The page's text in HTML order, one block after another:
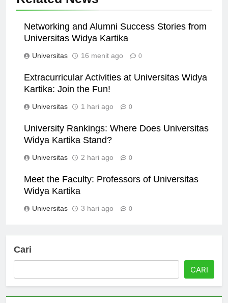
Related News
Networking and Alumni Success Stories from
Extracurricular Activities at Universitas Widya
University Rankings: Where Does Universitas
Meet the Faculty: Professors of Universitas
Cari
CARI